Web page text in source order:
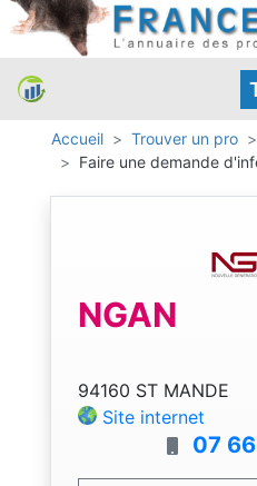
Accueil Trouver un pro
Faire une demande
NGAN
94160 ST MANDE
Site internet
07